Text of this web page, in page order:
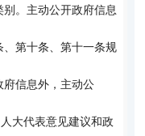
。主动公开政府信息
第十条、第十一条规
府信息外，主动公
大代表意见建议和政